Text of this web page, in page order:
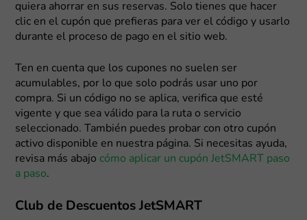
quiera ahorrar en sus reservas. Solo tienes que hacer
clic en el cupón que prefieras para ver el código y usarlo
durante el proceso de pago en el sitio web.
Ten en cuenta que los cupones no suelen ser
acumulables, por lo que solo podrás usar uno por
compra. Si un código no se aplica, verifica que esté
vigente y que sea válido para la ruta o servicio
seleccionado. También puedes probar con otro cupón
activo disponible en nuestra página. Si necesitas ayuda,
revisa más abajo cómo aplicar un cupón JetSMART paso
a paso.
Club de Descuentos JetSMART